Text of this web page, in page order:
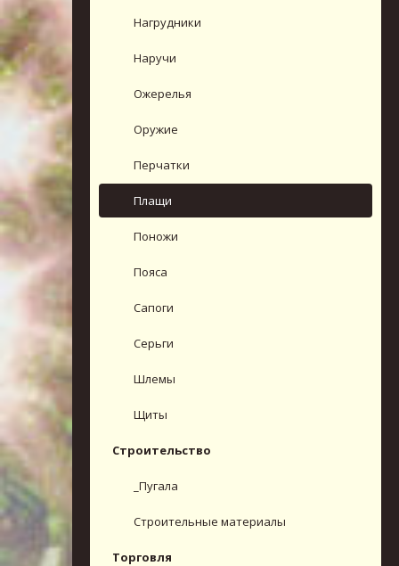
Нагрудники
Наручи
Ожерелья
Оружие
Перчатки
Плащи
Поножи
Пояса
Сапоги
Серьги
Шлемы
Щиты
Строительство
_Пугала
Строительные материалы
Торговля